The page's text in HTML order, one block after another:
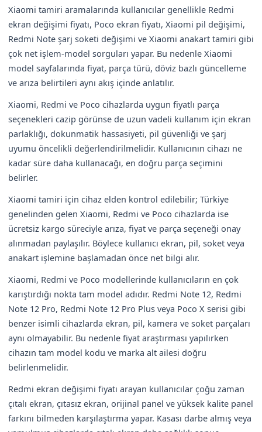
Xiaomi tamiri aramalarında kullanıcılar genellikle Redmi
ekran değişimi fiyatı, Poco ekran fiyatı, Xiaomi pil değişimi,
Redmi Note şarj soketi değişimi ve Xiaomi anakart tamiri gibi
çok net işlem-model sorguları yapar. Bu nedenle Xiaomi
model sayfalarında fiyat, parça türü, döviz bazlı güncelleme
ve arıza belirtileri aynı akış içinde anlatılır.
Xiaomi, Redmi ve Poco cihazlarda uygun fiyatlı parça
seçenekleri cazip görünse de uzun vadeli kullanım için ekran
parlaklığı, dokunmatik hassasiyeti, pil güvenliği ve şarj
uyumu öncelikli değerlendirilmelidir. Kullanıcının cihazı ne
kadar süre daha kullanacağı, en doğru parça seçimini
belirler.
Xiaomi tamiri için cihaz elden kontrol edilebilir; Türkiye
genelinden gelen Xiaomi, Redmi ve Poco cihazlarda ise
ücretsiz kargo süreciyle arıza, fiyat ve parça seçeneği onay
alınmadan paylaşılır. Böylece kullanıcı ekran, pil, soket veya
anakart işlemine başlamadan önce net bilgi alır.
Xiaomi, Redmi ve Poco modellerinde kullanıcıların en çok
karıştırdığı nokta tam model adıdır. Redmi Note 12, Redmi
Note 12 Pro, Redmi Note 12 Pro Plus veya Poco X serisi gibi
benzer isimli cihazlarda ekran, pil, kamera ve soket parçaları
aynı olmayabilir. Bu nedenle fiyat araştırması yapılırken
cihazın tam model kodu ve marka alt ailesi doğru
belirlenmelidir.
Redmi ekran değişimi fiyatı arayan kullanıcılar çoğu zaman
çıtalı ekran, çıtasız ekran, orijinal panel ve yüksek kalite panel
farkını bilmeden karşılaştırma yapar. Kasası darbe almış veya